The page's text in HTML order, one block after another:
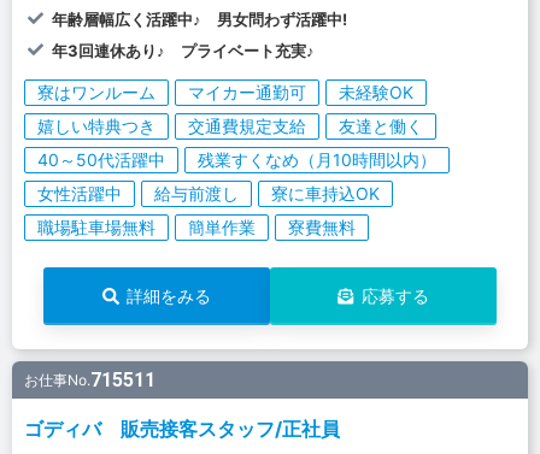
年齢層幅広く活躍中♪ 男女問わず活躍中!
年3回連休あり♪ プライベート充実♪
寮はワンルーム マイカー通勤可
未経験OK
嬉しい特典つき
交通費規定支給
友達と働く
40～50代活躍中
残業すくなめ（月10時間以内）
女性活躍中
給与前渡し
寮に車持込OK
職場駐車場無料
簡単作業 寮費無料
詳細をみる 応募する
お仕事No.715511
ゴディバ 販売接客スタッフ/正社員